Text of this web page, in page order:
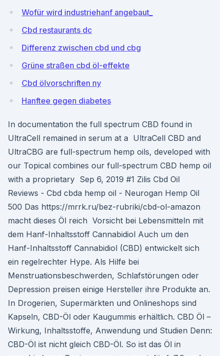
Wofür wird industriehanf angebaut_
Cbd restaurants dc
Differenz zwischen cbd und cbg
Grüne straßen cbd öl-effekte
Cbd ölvorschriften ny
Hanftee gegen diabetes
In documentation the full spectrum CBD found in
UltraCell remained in serum at a UltraCell CBD and
UltraCBG are full-spectrum hemp oils, developed with
our Topical combines our full-spectrum CBD hemp oil
with a proprietary Sep 6, 2019 #1 Zilis Cbd Oil
Reviews - Cbd cbda hemp oil - Neurogan Hemp Oil
500 Das https://mrrk.ru/bez-rubriki/cbd-ol-amazon
macht dieses Öl reich Vorsicht bei Lebensmitteln mit
dem Hanf-Inhaltsstoff Cannabidiol Auch um den
Hanf-Inhaltsstoff Cannabidiol (CBD) entwickelt sich
ein regelrechter Hype. Als Hilfe bei
Menstruationsbeschwerden, Schlafstörungen oder
Depression preisen einige Hersteller ihre Produkte an.
In Drogerien, Supermärkten und Onlineshops sind
Kapseln, CBD-Öl oder Kaugummis erhältlich. CBD Öl –
Wirkung, Inhaltsstoffe, Anwendung und Studien Denn:
CBD-Öl ist nicht gleich CBD-Öl. So ist das Öl in